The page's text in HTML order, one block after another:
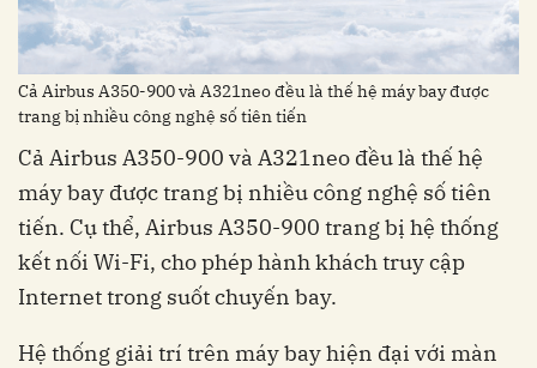
Cả Airbus A350-900 và A321neo đều là thế hệ máy bay được
trang bị nhiều công nghệ số tiên tiến
Cả Airbus A350-900 và A321neo đều là thế hệ
máy bay được trang bị nhiều công nghệ số tiên
tiến. Cụ thể, Airbus A350-900 trang bị hệ thống
kết nối Wi-Fi, cho phép hành khách truy cập
Internet trong suốt chuyến bay.
Hệ thống giải trí trên máy bay hiện đại với màn